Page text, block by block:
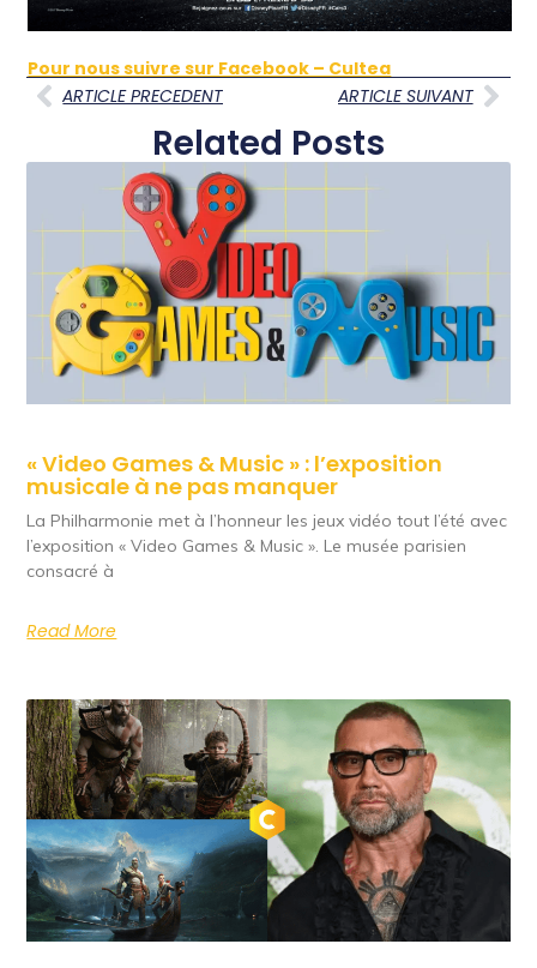
Pour nous suivre sur Facebook – Cultea
ARTICLE PRECEDENT
ARTICLE SUIVANT
Related Posts
« Video Games & Music » : l’exposition
musicale à ne pas manquer
La Philharmonie met à l’honneur les jeux vidéo tout l’été avec
l’exposition « Video Games & Music ». Le musée parisien
consacré à
Read More